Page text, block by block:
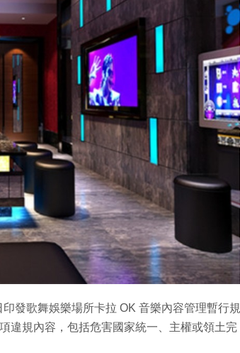
發歌舞娛樂場所卡拉 OK 音樂內容管理暫行規
違規內容，包括危害國家統一、主權或領土完